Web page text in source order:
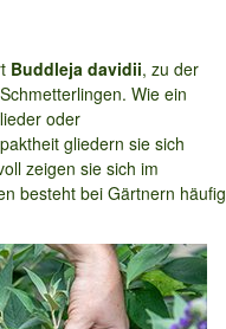
Buddleja davidii, zu der
Wie ein
oder
gliedern sie sich
zeigen sie sich im
besteht bei Gärtnern häufig